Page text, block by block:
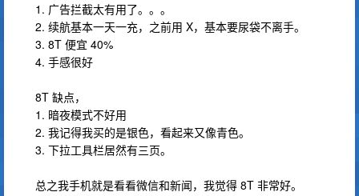
1. 广告拦截太有用了。。。
2. 续航基本一天一充，之前用 X，基本要尿袋不离手。
3. 8T 便宜 40%
4. 手感很好
8T 缺点，
1. 暗夜模式不好用
2. 我记得我买的是银色，看起来又像青色。
3. 下拉工具栏居然有三页。
总之我手机就是看看微信和新闻，我觉得 8T 非常好。